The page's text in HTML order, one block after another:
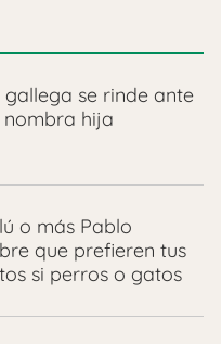
se rinde ante
nombra hija
o más Pablo
que prefieren tus
si perros o gatos